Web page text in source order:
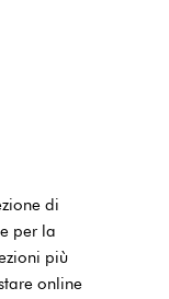
di
per la
più
online